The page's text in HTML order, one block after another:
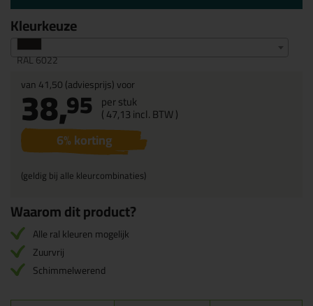
Kleurkeuze
RAL 6022
van41,50(adviesprijs) voor
38,95 per stuk
(47,13incl. BTW )
6% korting
(geldig bij alle kleurcombinaties)
Waarom dit product?
Alle ral kleuren mogelijk
Zuurvrij
Schimmelwerend